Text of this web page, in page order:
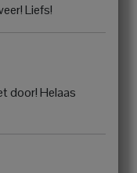
Liefs!
door! Helaas